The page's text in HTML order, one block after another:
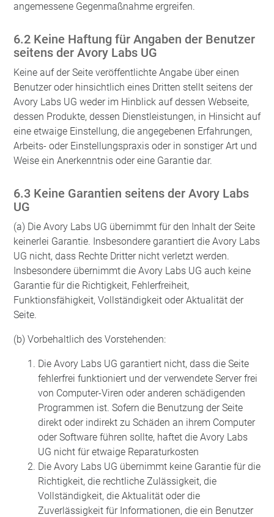
angemessene Gegenmaßnahme ergreifen.
6.2 Keine Haftung für Angaben der Benutzer
seitens der Avory Labs UG
Keine auf der Seite veröffentlichte Angabe über einen
Benutzer oder hinsichtlich eines Dritten stellt seitens der
Avory Labs UG weder im Hinblick auf dessen Webseite,
dessen Produkte, dessen Dienstleistungen, in Hinsicht auf
eine etwaige Einstellung, die angegebenen Erfahrungen,
Arbeits- oder Einstellungspraxis oder in sonstiger Art und
Weise ein Anerkenntnis oder eine Garantie dar.
6.3 Keine Garantien seitens der Avory Labs
UG
(a) Die Avory Labs UG übernimmt für den Inhalt der Seite
keinerlei Garantie. Insbesondere garantiert die Avory Labs
UG nicht, dass Rechte Dritter nicht verletzt werden.
Insbesondere übernimmt die Avory Labs UG auch keine
Garantie für die Richtigkeit, Fehlerfreiheit,
Funktionsfähigkeit, Vollständigkeit oder Aktualität der
Seite.
(b) Vorbehaltlich des Vorstehenden:
Die Avory Labs UG garantiert nicht, dass die Seite
fehlerfrei funktioniert und der verwendete Server frei
von Computer-Viren oder anderen schädigenden
Programmen ist. Sofern die Benutzung der Seite
direkt oder indirekt zu Schäden an ihrem Computer
oder Software führen sollte, haftet die Avory Labs
UG nicht für etwaige Reparaturkosten
Die Avory Labs UG übernimmt keine Garantie für die
Richtigkeit, die rechtliche Zulässigkeit, die
Vollständigkeit, die Aktualität oder die
Zuverlässigkeit für Informationen, die ein Benutzer